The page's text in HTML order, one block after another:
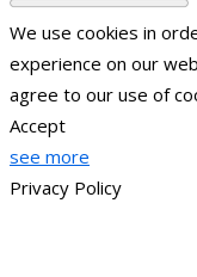
We use cookies in
experience on our
agree to our use of
Accept
see more
Privacy Policy